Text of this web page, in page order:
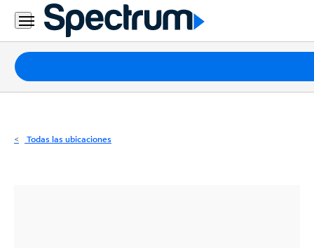
Residencial
Business
Paquetes
Internet
Todas las ubicaciones